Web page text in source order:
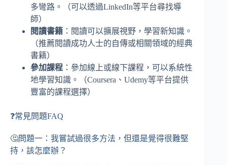
多彎路。（可以透過LinkedIn等平台尋找導
師）
閱讀書籍 ：閱讀可以擴展視野，學習新知識。
（推薦閱讀成功人士的自傳或相關領域的經典
書籍）
參加課程 ：參加線上或線下課程，可以系統性
地學習知識。（Coursera、Udemy等平台提供
豐富的課程選擇）
❓常見問題FAQ
🤔問題一：我嘗試過很多方法，但還是覺得很難堅
持，該怎麼辦？